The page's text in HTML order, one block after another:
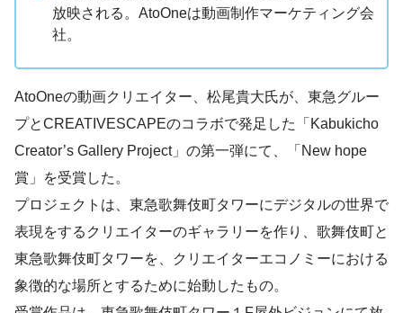
放映される。AtoOneは動画制作マーケティング会
社。
AtoOneの動画クリエイター、松尾貴大氏が、東急グルー
プとCREATIVESCAPEのコラボで発足した「Kabukicho
Creator’s Gallery Project」の第一弾にて、「New hope
賞」を受賞した。
プロジェクトは、東急歌舞伎町タワーにデジタルの世界で
表現をするクリエイターのギャラリーを作り、歌舞伎町と
東急歌舞伎町タワーを、クリエイターエコノミーにおける
象徴的な場所とするために始動したもの。